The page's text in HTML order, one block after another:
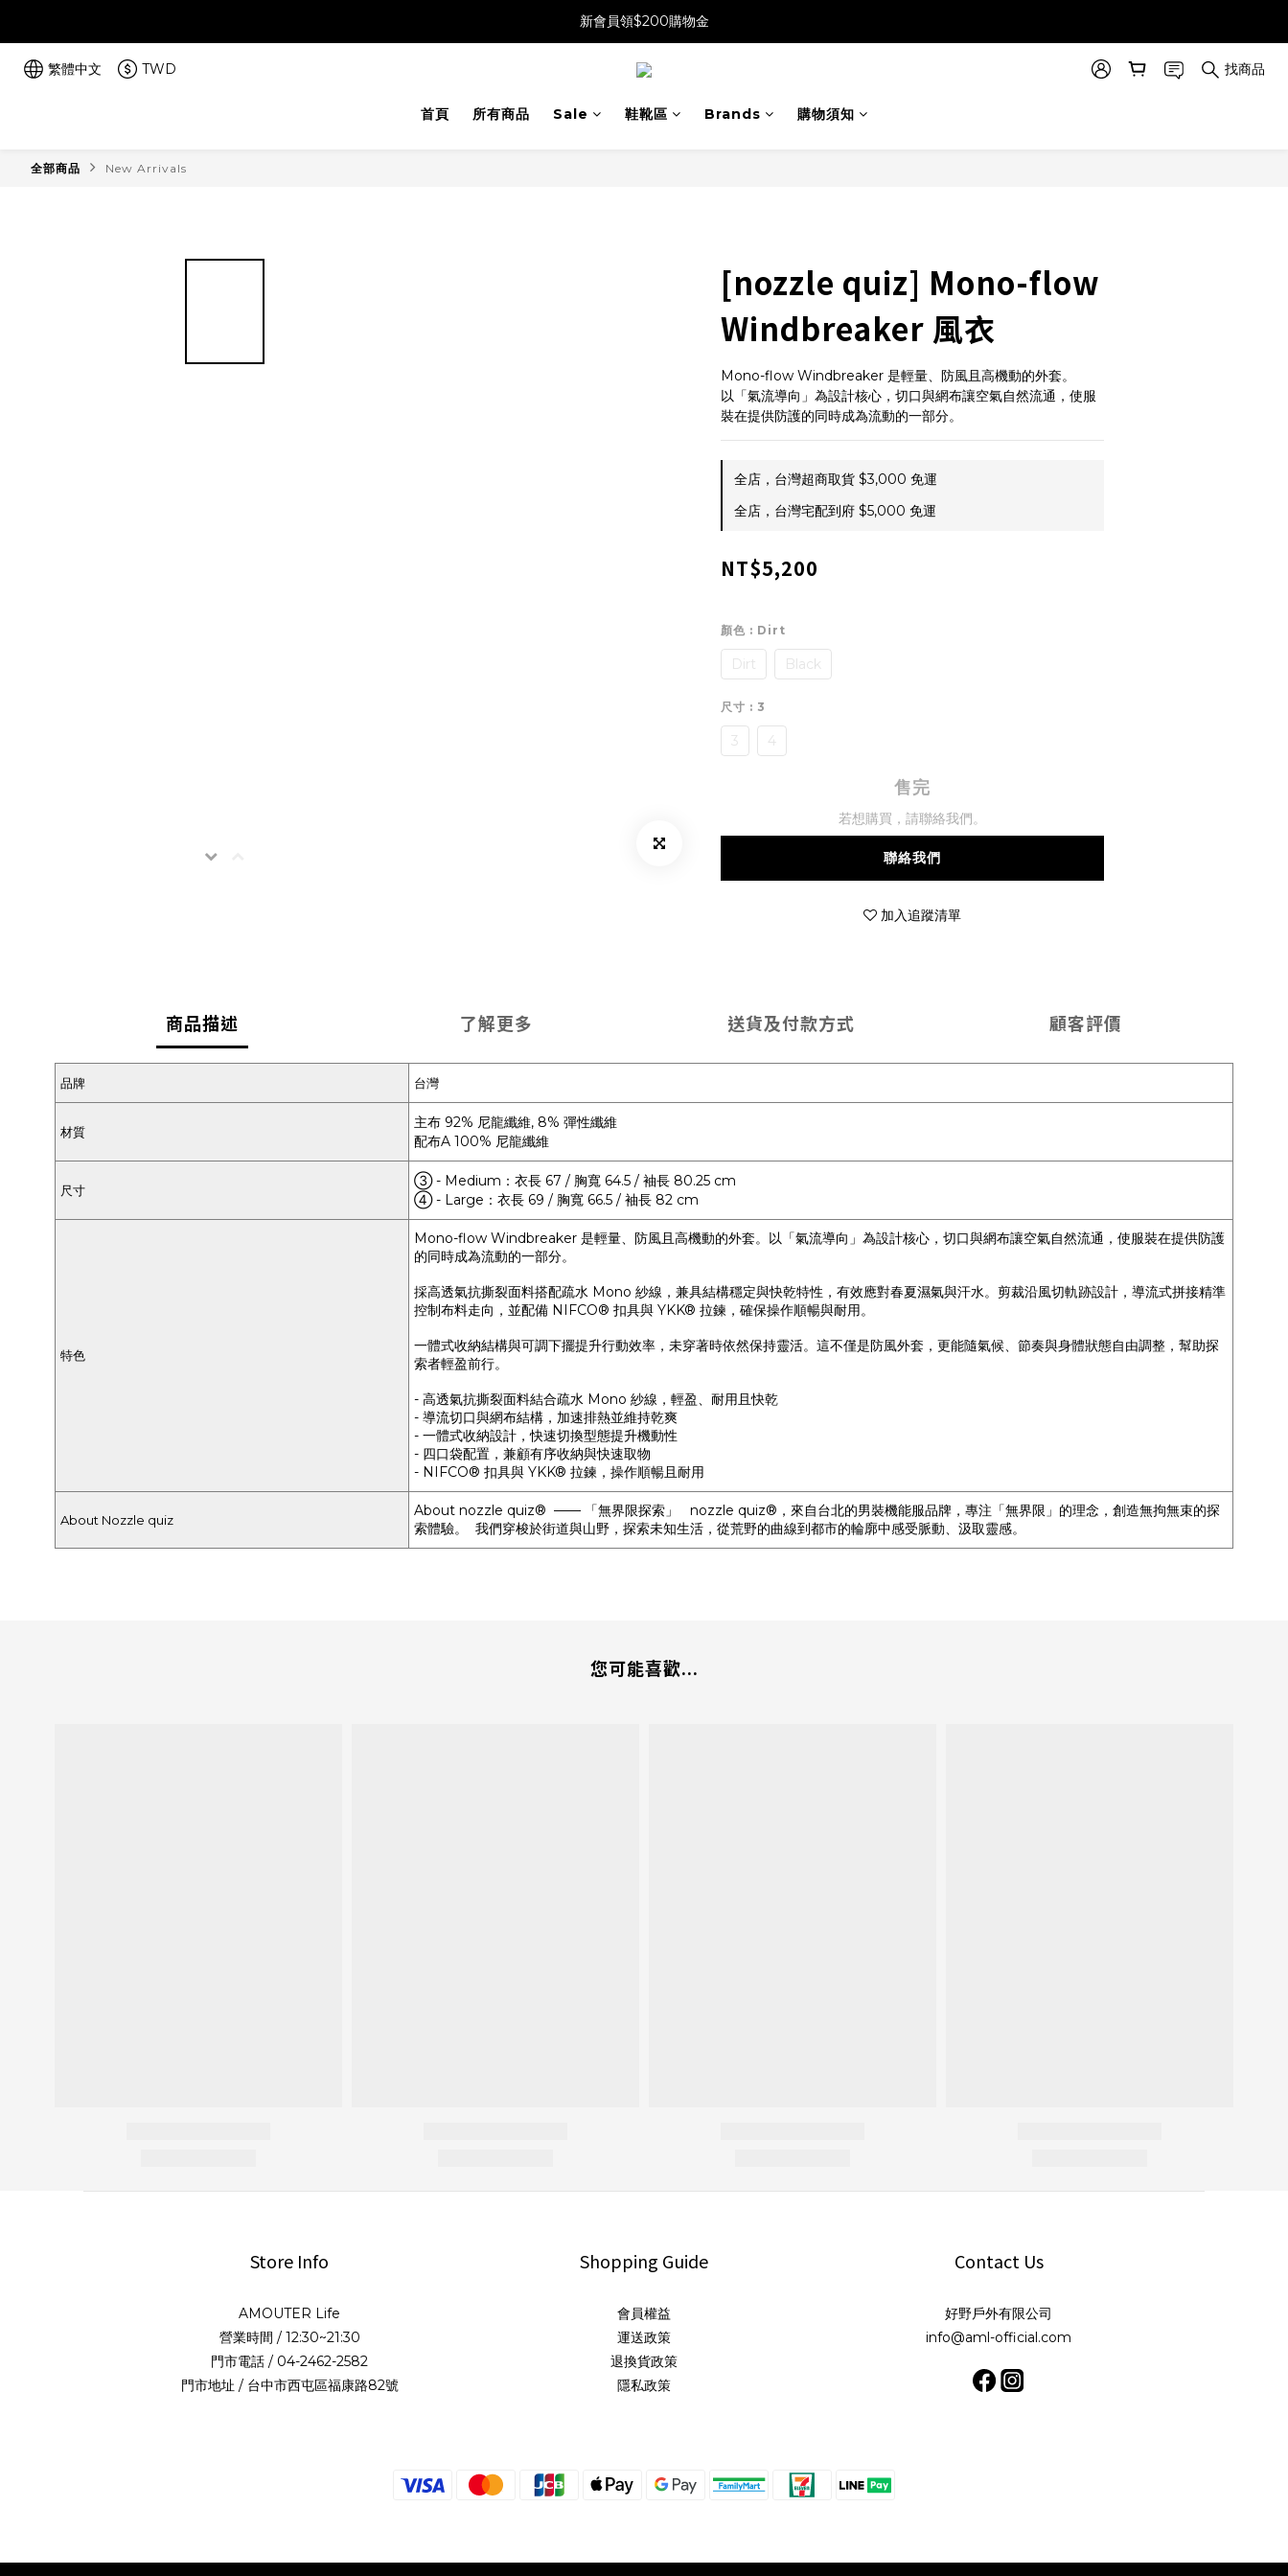
新會員領$200購物金
繁體中文 TWD 找商品
首頁 所有商品 Sale 鞋靴區 Brands 購物須知
全部商品 New Arrivals
[nozzle quiz] Mono-flow
Windbreaker 風衣
Mono-flow Windbreaker 是輕量、防風且高機動的外套。
以「氣流導向」為設計核心，切口與網布讓空氣自然流通，使服
裝在提供防護的同時成為流動的一部分。
全店，台灣超商取貨 $3,000 免運
全店，台灣宅配到府 $5,000 免運
NT$5,200
顏色 : Dirt
Dirt Black
尺寸 : 3
3 4
售完
若想購買，請聯絡我們。
聯絡我們
加入追蹤清單
商品描述 了解更多 送貨及付款方式 顧客評價
品牌 台灣
材質
主布 92% 尼龍纖維, 8% 彈性纖維
配布A 100% 尼龍纖維
尺寸
③ - Medium：衣長 67 / 胸寬 64.5 / 袖長 80.25 cm
④ - Large：衣長 69 / 胸寬 66.5 / 袖長 82 cm
特色
Mono-flow Windbreaker 是輕量、防風且高機動的外套。以「氣流導向」為設計核心，切口與網布讓空氣自然流通，使服裝在提供防護
的同時成為流動的一部分。
採高透氣抗撕裂面料搭配疏水 Mono 紗線，兼具結構穩定與快乾特性，有效應對春夏濕氣與汗水。剪裁沿風切軌跡設計，導流式拼接精準
控制布料走向，並配備 NIFCO® 扣具與 YKK® 拉鍊，確保操作順暢與耐用。
一體式收納結構與可調下擺提升行動效率，未穿著時依然保持靈活。這不僅是防風外套，更能隨氣候、節奏與身體狀態自由調整，幫助探
索者輕盈前行。
- 高透氣抗撕裂面料結合疏水 Mono 紗線，輕盈、耐用且快乾
- 導流切口與網布結構，加速排熱並維持乾爽
- 一體式收納設計，快速切換型態提升機動性
- 四口袋配置，兼顧有序收納與快速取物
- NIFCO® 扣具與 YKK® 拉鍊，操作順暢且耐用
About Nozzle quiz
About nozzle quiz® —— 「無界限探索」 nozzle quiz®，來自台北的男裝機能服品牌，專注「無界限」的理念，創造無拘無束的探
索體驗。 我們穿梭於街道與山野，探索未知生活，從荒野的曲線到都市的輪廓中感受脈動、汲取靈感。
您可能喜歡...
Store Info
AMOUTER Life
營業時間 / 12:30~21:30
門市電話 / 04-2462-2582
門市地址 / 台中市西屯區福康路82號
Shopping Guide
會員權益
運送政策
退換貨政策
隱私政策
Contact Us
好野戶外有限公司
info@aml-official.com